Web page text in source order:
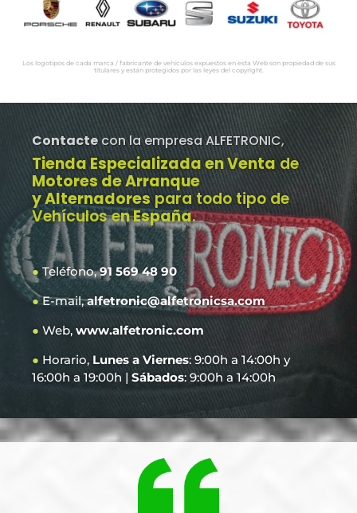
Los logotipos de cada marca / fabricante de vehículos expuestos en esta Web son propiedad de sus
titulares y están protegidos por las leyes del copyright.
Contacte con la empresa ALFETRONIC,
Tienda Especializada en Venta de
Motores de Arranque
y Alternadores para todo tipo de
Vehículos en España.
●Teléfono,91 569 48 90
●E-mail,alfetronic@alfetronicsa.com
● Web, www.alfetronic.com
● Horario, Lunes a Viernes: 9:00h a 14:00h y
16:00h a 19:00h | Sábados: 9:00h a 14:00h